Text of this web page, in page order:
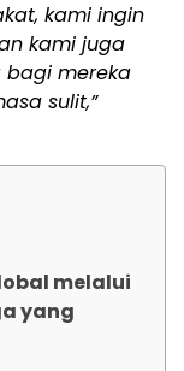
kami ingin
kami juga
mereka
sulit,”
melalui
yang